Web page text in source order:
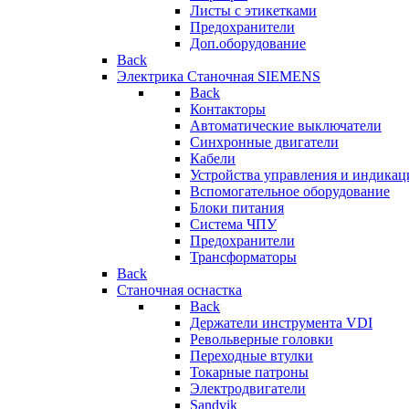
Листы с этикетками
Предохранители
Доп.оборудование
Back
Электрика Станочная SIEMENS
Back
Контакторы
Автоматические выключатели
Синхронные двигатели
Кабели
Устройства управления и
Вспомогательное оборудование
Блоки питания
Система ЧПУ
Предохранители
Трансформаторы
Back
Станочная оснастка
Back
Держатели инструмента VDI
Револьверные головки
Переходные втулки
Токарные патроны
Электродвигатели
Sandvik